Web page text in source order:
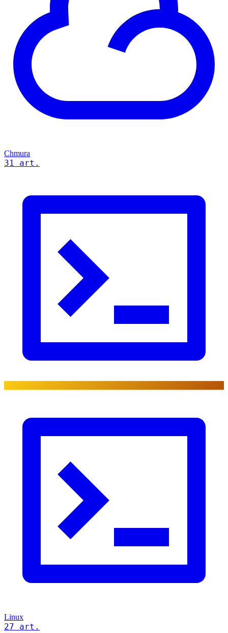
Chmura
31 art.
Linux
27 art.